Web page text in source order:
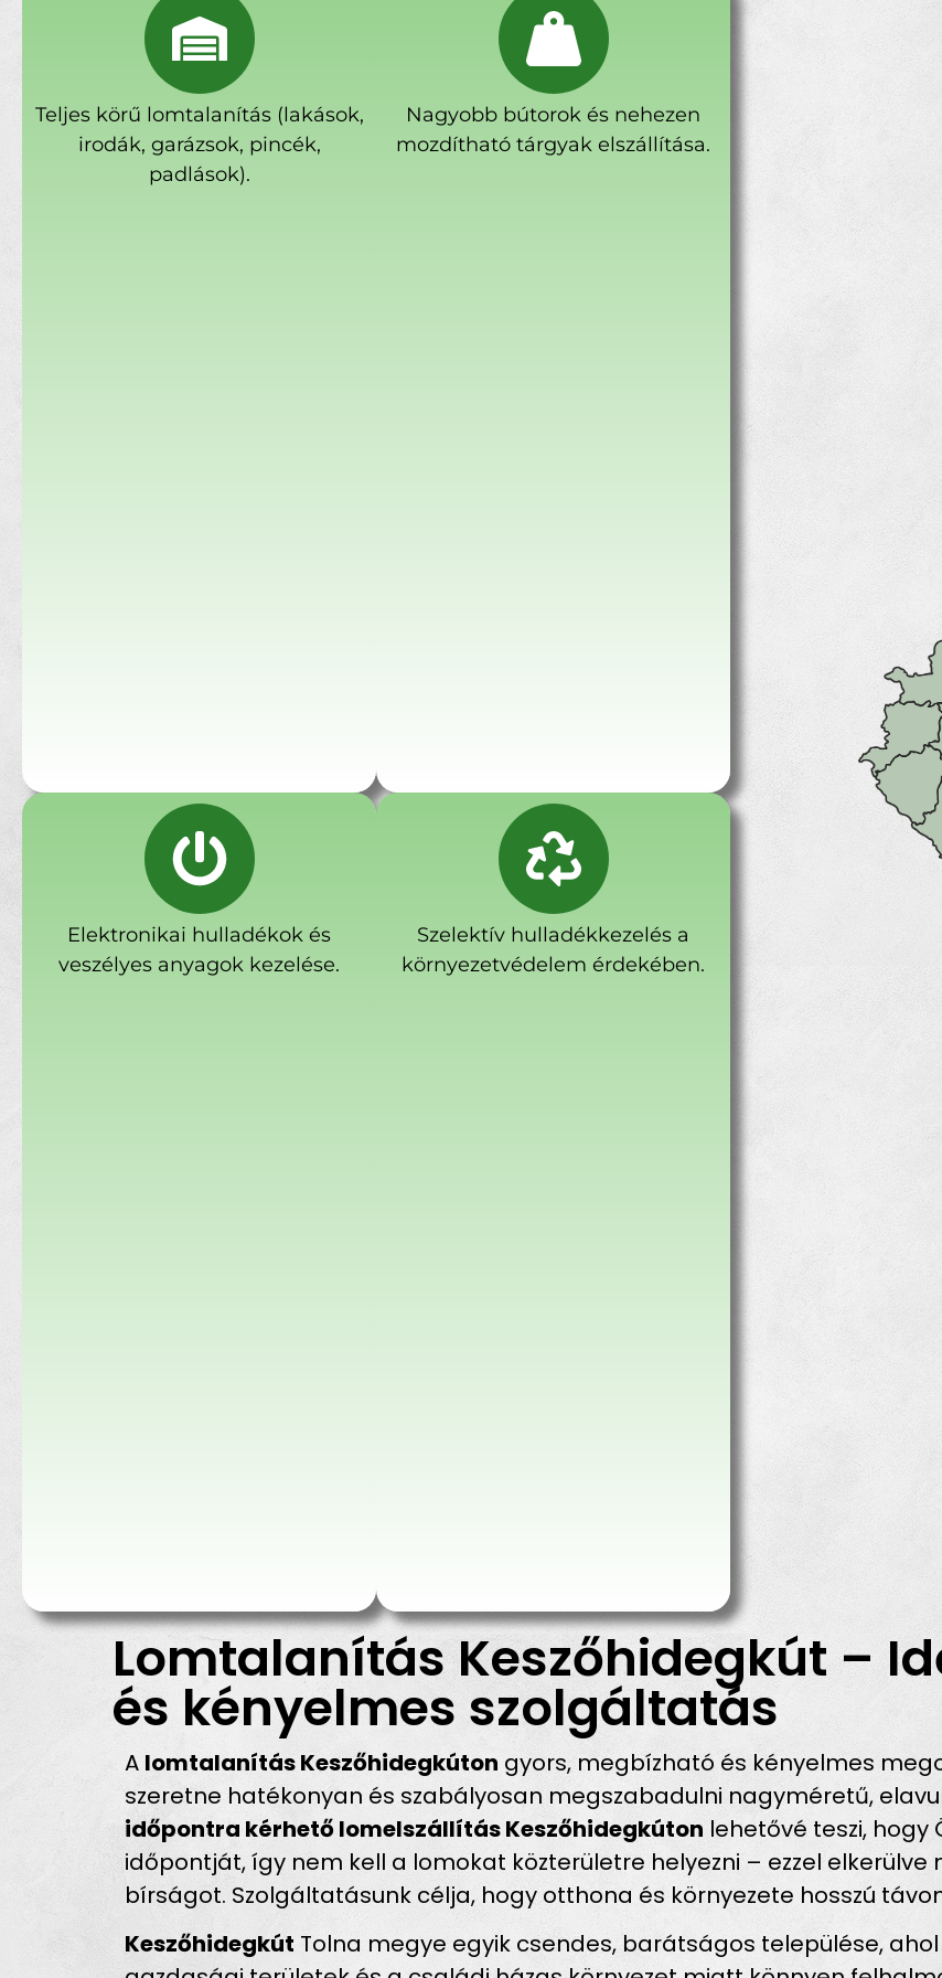
Teljes körű lomtalanítás (lakások,
irodák, garázsok, pincék,
padlások).
Nagyobb bútorok és nehezen
mozdítható tárgyak elszállítása.
Elektronikai hulladékok és
veszélyes anyagok kezelése.
Szelektív hulladékkezelés a
környezetvédelem érdekében.
Lomtalanítás Keszőhidegkút –
és kényelmes szolgáltatás
A lomtalanítás Keszőhidegkúton gyors, megbízható és kényelmes
szeretne hatékonyan és szabályosan megszabadulni nagyméretű,
időpontra kérhető lomelszállítás Keszőhidegkúton lehetővé teszi, hogy
időpontját, így nem kell a lomokat közterületre helyezni – ezzel
bírságot. Szolgáltatásunk célja, hogy otthona és környezete hosszú
Keszőhidegkút Tolna megye egyik csendes, barátságos települése,